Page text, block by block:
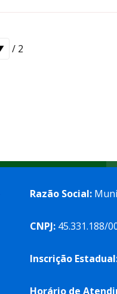
/ 2
Razão Social:
CNPJ: 45.331.188/
Inscrição
Horário de